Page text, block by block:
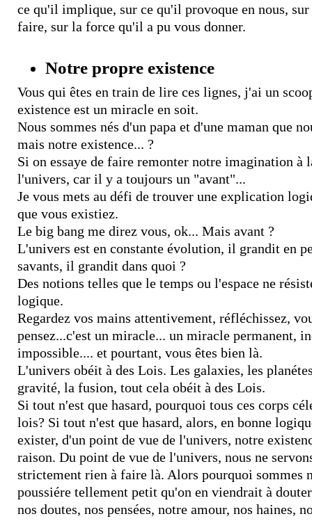
ce qu'il implique, sur ce qu'il provoque en nous,
faire, sur la force qu'il a pu vous donner.
Notre propre existence
Vous qui êtes en train de lire ces lignes, j'ai un
existence est un miracle en soit.
Nous sommes nés d'un papa et d'une maman que
mais notre existence... ?
Si on essaye de faire remonter notre imagination à
l'univers, car il y a toujours un "avant"...
Je vous mets au défi de trouver une explication
que vous existiez.
Le big bang me direz vous, ok... Mais avant ?
L'univers est en constante évolution, il grandit en
savants, il grandit dans quoi ?
Des notions telles que le temps ou l'espace ne
logique.
Regardez vos mains attentivement, réfléchissez,
pensez...c'est un miracle... un miracle permanent,
impossible.... et pourtant, vous êtes bien là.
L'univers obéit à des Lois. Les galaxies, les
gravité, la fusion, tout cela obéit à des Lois.
Si tout n'est que hasard, pourquoi tous ces corps
lois? Si tout n'est que hasard, alors, en bonne
exister, d'un point de vue de l'univers, notre
raison. Du point de vue de l'univers, nous ne
strictement rien à faire là. Alors pourquoi sommes
poussiére tellement petit qu'on en viendrait à
nos doutes, nos pensées, notre amour, nos haines,